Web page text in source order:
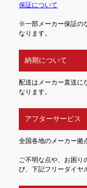
保証について
※一部メーカー保証の
なります。
納期について
配送はメーカー直送に
なります。
アフターサービス
全国各地のメーカー拠
ご不明な点や、お困り
び、下記フリーダイヤ